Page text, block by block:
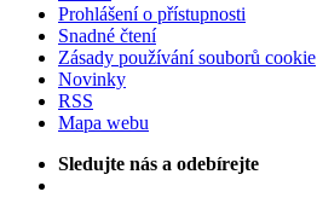
Prohlášení o přístupnosti
Snadné čtení
Zásady používání souborů cookie
Novinky
RSS
Mapa webu
Sledujte nás a odebírejte